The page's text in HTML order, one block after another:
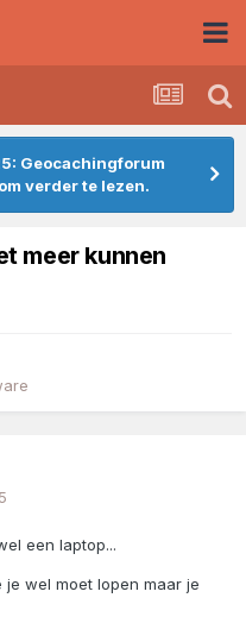
Geocachingforum
verder te lezen.
meer kunnen
een laptop...
wel moet lopen maar je